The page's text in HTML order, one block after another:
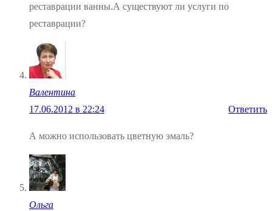
реставрации ванны.А существуют ли услуги по
реставрации?
Валентина
17.06.2012 в 22:24
Ответить
А можно использовать цветную эмаль?
Ольга